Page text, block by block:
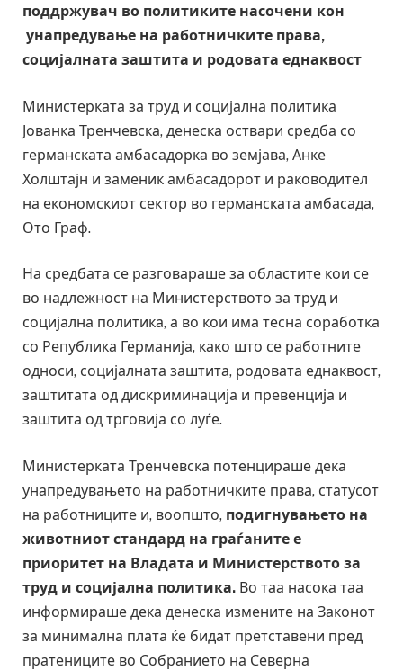
поддржувач во политиките насочени кон
унапредување на работничките права,
социјалната заштита и родовата еднаквост
Министерката за труд и социјална политика
Јованка Тренчевска, денеска оствари средба со
германската амбасадорка во земјава, Анке
Холштајн и заменик амбасадорот и раководител
на економскиот сектор во германската амбасада,
Ото Граф.
На средбата се разговараше за областите кои се
во надлежност на Министерството за труд и
социјална политика, а во кои има тесна соработка
со Република Германија, како што се работните
односи, социјалната заштита, родовата еднаквост,
заштитата од дискриминација и превенција и
заштита од трговија со луѓе.
Министерката Тренчевска потенцираше дека
унапредувањето на работничките права, статусот
на работниците и, воопшто, подигнувањето на
животниот стандард на граѓаните е
приоритет на Владата и Министерството за
труд и социјална политика. Во таа насока таа
информираше дека денеска измените на Законот
за минимална плата ќе бидат претставени пред
пратениците во Собранието на Северна